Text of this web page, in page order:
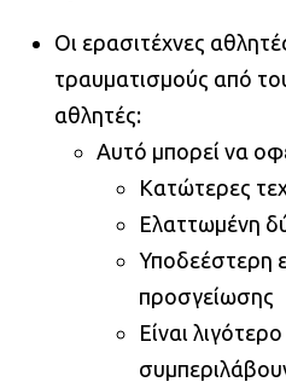
Οι ερασιτέχνες
τραυματισμούς από
αθλητές:
Αυτό μπορεί να
Κατώτερες
Ελαττωμένη
Υποδεέστερη
προσγείωσης
Είναι